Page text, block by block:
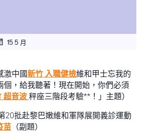
15 5 月
中國新竹 入職健檢維和甲士忘我的
個，給我聽著！現在開始，你們必須
超音波 秤座三階段考驗**！」主題）
批赴黎巴嫩維和軍隊展開義診運動
苗 （副題）